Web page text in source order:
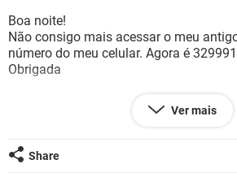
Boa noite!
Não consigo mais acessar o meu
número do meu celular. Agora é
Obrigada
Ver mais
Share